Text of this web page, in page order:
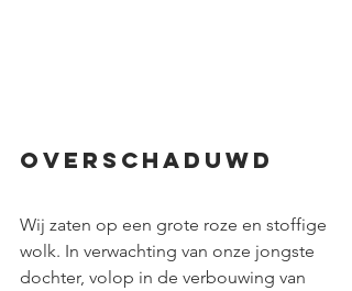
Overschaduwd
Wij zaten op een grote roze en stoffige
wolk. In verwachting van onze jongste
dochter, volop in de verbouwing van